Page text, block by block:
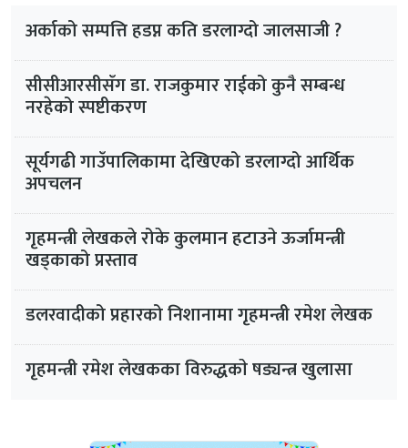
अर्काको सम्पत्ति हडप्न कति डरलाग्दो जालसाजी ?
सीसीआरसीसँग डा. राजकुमार राईको कुनै सम्बन्ध
नरहेको स्पष्टीकरण
सूर्यगढी गाउँपालिकामा देखिएको डरलाग्दो आर्थिक
अपचलन
गृहमन्त्री लेखकले रोके कुलमान हटाउने ऊर्जामन्त्री
खड्काको प्रस्ताव
डलरवादीको प्रहारको निशानामा गृहमन्त्री रमेश लेखक
गृहमन्त्री रमेश लेखकका विरुद्धकाे षड्यन्त्र खुलासा